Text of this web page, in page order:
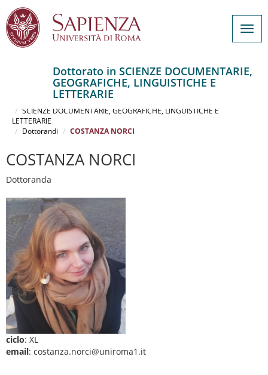
contenuto
principale
Dottorato in SCIENZE DOCUMENTARIE,
GEOGRAFICHE, LINGUISTICHE E
LETTERARIE
SCIENZE DOCUMENTARIE, GEOGRAFICHE, LINGUISTICHE E
LETTERARIE
Dottorandi
COSTANZA NORCI
COSTANZA NORCI
Dottoranda
ciclo: XL
email: costanza.norci@uniroma1.it